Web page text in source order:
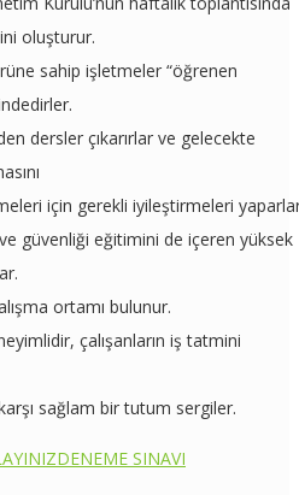
oluşturur.
sahip işletmeler “öğrenen
dersler çıkarırlar ve gelecekte
için gerekli iyileştirmeleri
ve güvenliği eğitimini de içeren yüksek
ortamı bulunur.
çalışanların iş tatmini
sağlam bir tutum sergiler.
DENEME SINAVI